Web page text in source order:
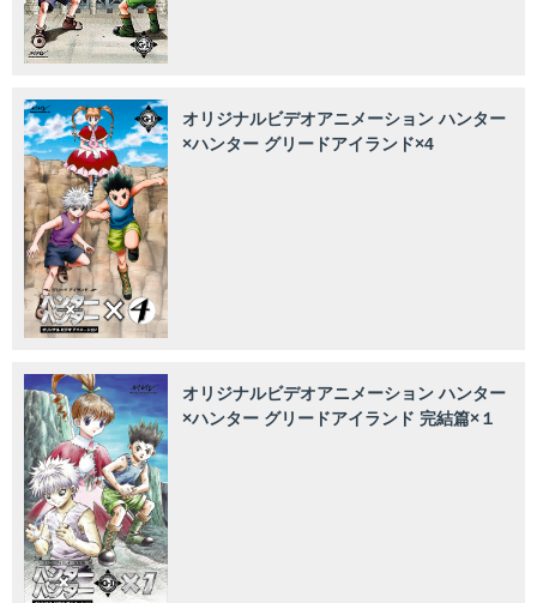
オリジナルビデオアニメーション ハンター
×ハンター グリードアイランド×4
オリジナルビデオアニメーション ハンター
×ハンター グリードアイランド 完結篇×１